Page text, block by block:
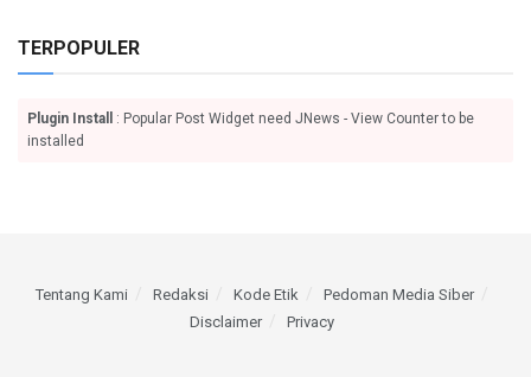
TERPOPULER
Plugin Install
: Popular Post Widget need JNews - View Counter to be
installed
Tentang Kami Redaksi Kode Etik
Pedoman Media Siber
Disclaimer
Privacy